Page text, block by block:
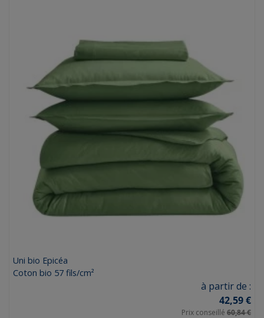
Uni bio Epicéa
Coton bio 57 fils/cm²
à partir de :
42,59 €
Prix conseillé 60,84 €